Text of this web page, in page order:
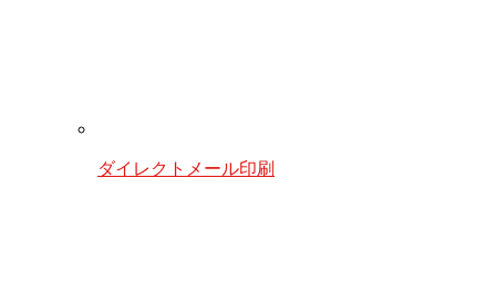
ダイレクトメール印刷